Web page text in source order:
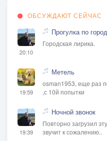
ОБСУЖДАЮТ СЕЙЧАС
20:10
Прогулка по
Городская лирика.
19:59
Метель
osman1953, еще раз
,с 10й попытки
19:39
Ночной звонок
Повторно загрузил
звучит к сожалению..